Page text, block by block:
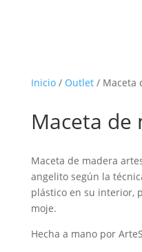
Inicio/ Outlet/ Maceta
Maceta de
Maceta de madera
angelito según la
plástico en su interior,
moje.
Hecha a mano por